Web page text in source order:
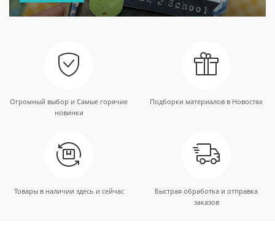
Огромный выбор и Самые горячие
новинки
Подборки материалов в Новостях
Товары в наличии здесь и сейчас
Быстрая обработка и отправка
заказов